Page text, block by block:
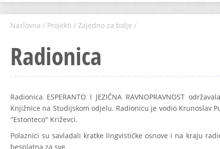
Naslovna / Projekti / Zajedno za bolje /
Radionica
Radionica ESPERANTO I JEZIČNA RAVNOPRAVNOST
Knjižnice na Studijskom odjelu. Radionicu je vodio Krunoslav
''Estonteco'' Križevci.
Polaznici su savladali kratke lingvističke osnove i na kraju
besplatna za sve.